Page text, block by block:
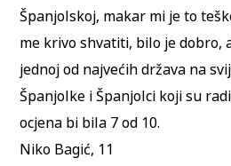
Španjolskoj, makar mi je to
me krivo shvatiti, bilo je dobro,
jednoj od najvećih država na
Španjolke i Španjolci koji su
ocjena bi bila 7 od 10.
Niko Bagić, 11